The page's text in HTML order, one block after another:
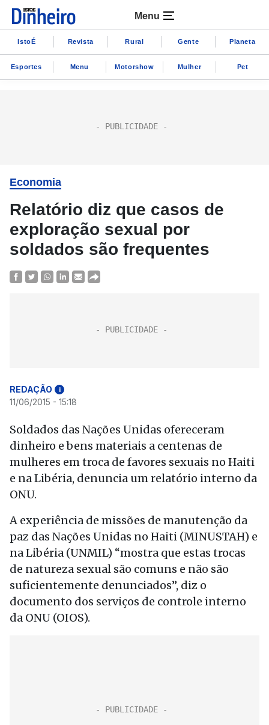
Menu
IstoÉ Revista Rural Gente Planeta
Esportes Menu Motorshow Mulher Pet
Economia
Relatório diz que casos de
exploração sexual por
soldados são frequentes
REDAÇÃO i
11/06/2015 - 15:18
Soldados das Nações Unidas ofereceram
dinheiro e bens materiais a centenas de
mulheres em troca de favores sexuais no Haiti
e na Libéria, denuncia um relatório interno da
ONU.
A experiência de missões de manutenção da
paz das Nações Unidas no Haiti (MINUSTAH) e
na Libéria (UNMIL) “mostra que estas trocas
de natureza sexual são comuns e não são
suficientemente denunciados”, diz o
documento dos serviços de controle interno
da ONU (OIOS).